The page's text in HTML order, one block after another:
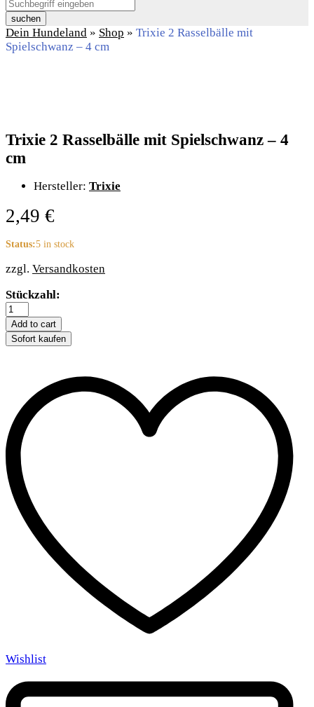
suchen
Dein Hundeland » Shop » Trixie 2 Rasselbälle mit
Spielschwanz – 4 cm
Trixie 2 Rasselbälle mit Spielschwanz – 4
cm
Hersteller: Trixie
2,49 €
Status:5 in stock
zzgl. Versandkosten
Trixie
2
Rasselbälle
mit
Spielschwanz
quantity
Stückzahl:
Add to cart
Sofort kaufen
Wishlist